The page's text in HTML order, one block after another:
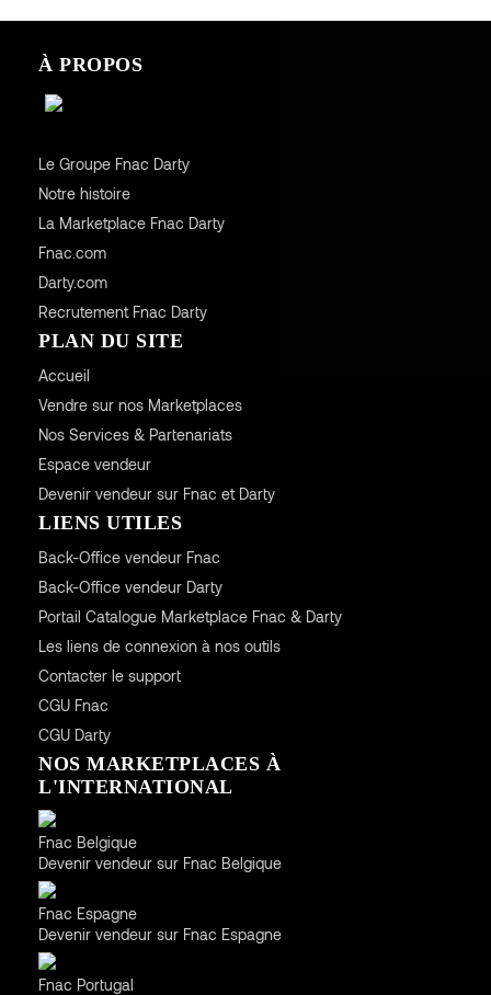
À PROPOS
Le Groupe Fnac Darty
Notre histoire
La Marketplace Fnac Darty
Fnac.com
Darty.com
Recrutement Fnac Darty
PLAN DU SITE
Accueil
Vendre sur nos Marketplaces
Nos Services & Partenariats
Espace vendeur
Devenir vendeur sur Fnac et Darty
LIENS UTILES
Back-Office vendeur Fnac
Back-Office vendeur Darty
Portail Catalogue Marketplace Fnac & Darty
Les liens de connexion à nos outils
Contacter le support
CGUFnac
CGUDarty
NOS MARKETPLACES À
L'INTERNATIONAL
Fnac Belgique
Devenir vendeur sur Fnac Belgique
Fnac Espagne
Devenir vendeur sur Fnac Espagne
Fnac Portugal